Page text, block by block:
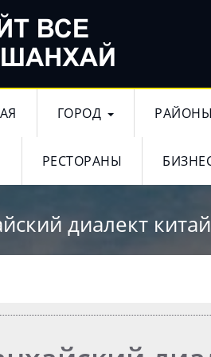
ГОРОД
РЕСТОРАНЫ
диалект